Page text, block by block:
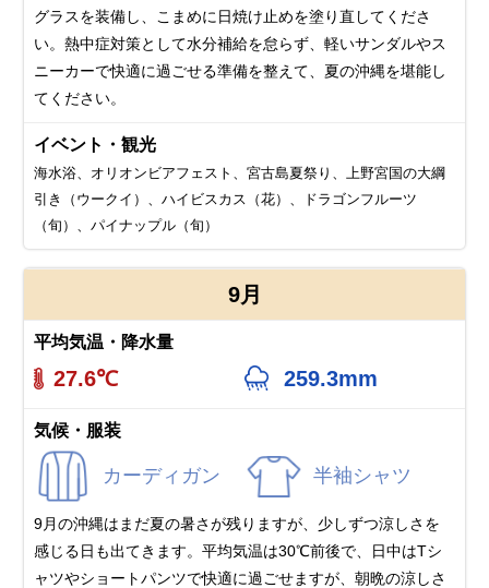
グラスを装備し、こまめに日焼け止めを塗り直してくださ
い。熱中症対策として水分補給を怠らず、軽いサンダルやス
ニーカーで快適に過ごせる準備を整えて、夏の沖縄を堪能し
てください。
イベント・観光
海水浴、オリオンビアフェスト、宮古島夏祭り、上野宮国の大綱
引き（ウークイ）、ハイビスカス（花）、ドラゴンフルーツ
（旬）、パイナップル（旬）
9月
平均気温・降水量
27.6℃ 259.3mm
気候・服装
カーディガン 半袖シャツ
9月の沖縄はまだ夏の暑さが残りますが、少しずつ涼しさを
感じる日も出てきます。平均気温は30℃前後で、日中はTシ
ャツやショートパンツで快適に過ごせますが、朝晩の涼しさ